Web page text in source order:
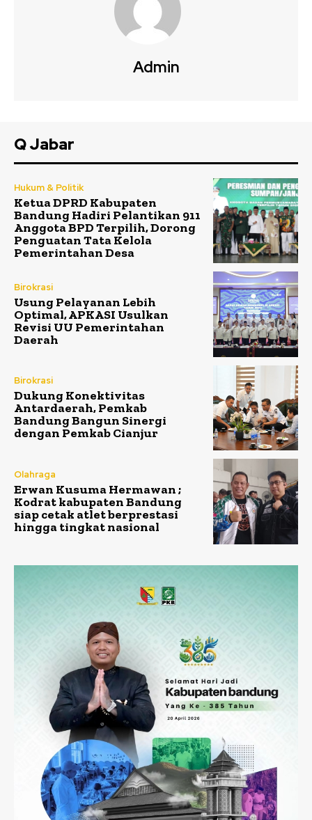
Admin
Q Jabar
Hukum & Politik
Ketua DPRD Kabupaten
Bandung Hadiri Pelantikan 911
Anggota BPD Terpilih, Dorong
Penguatan Tata Kelola
Pemerintahan Desa
Birokrasi
Usung Pelayanan Lebih
Optimal, APKASI Usulkan
Revisi UU Pemerintahan
Daerah
Birokrasi
Dukung Konektivitas
Antardaerah, Pemkab
Bandung Bangun Sinergi
dengan Pemkab Cianjur
Olahraga
Erwan Kusuma Hermawan ;
Kodrat kabupaten Bandung
siap cetak atlet berprestasi
hingga tingkat nasional